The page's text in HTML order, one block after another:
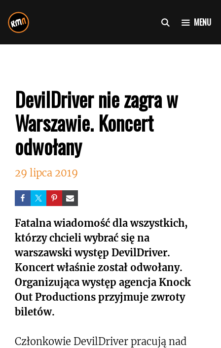
do
treści
MENU
DevilDriver nie zagra w
Warszawie. Koncert
odwołany
29 lipca 2019
Fatalna wiadomość dla wszystkich,
którzy chcieli wybrać się na
warszawski występ DevilDriver.
Koncert właśnie został odwołany.
Organizująca występ agencja Knock
Out Productions przyjmuje zwroty
biletów.
Członkowie DevilDriver pracują nad